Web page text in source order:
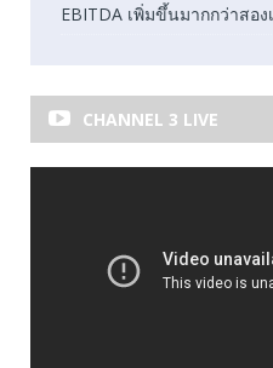
EBITDA เพิ่มขึ้นมากกว่าสอง
CHANNEL 3 LIVE